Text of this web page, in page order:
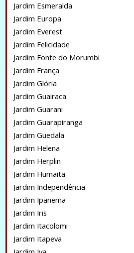
Jardim Esmeralda
Jardim Europa
Jardim Everest
Jardim Felicidade
Jardim Fonte do Morumbi
Jardim França
Jardim Glória
Jardim Guairaca
Jardim Guarani
Jardim Guarapiranga
Jardim Guedala
Jardim Helena
Jardim Herplin
Jardim Humaita
Jardim Independência
Jardim Ipanema
Jardim Iris
Jardim Itacolomi
Jardim Itapeva